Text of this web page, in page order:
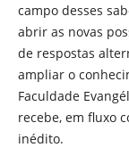
campo desses
abrir as novas
de respostas
ampliar o
Faculdade
recebe, em fluxo
inédito.